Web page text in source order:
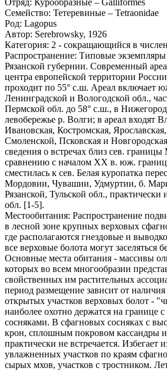
Отряд: Курообразные – Galliformes
Семейство: Тетеревиные – Tetraonidae
Род: Lagopus
Автор: Serebrowsky, 1926
Категория: 2 - сокращающийся в
Распространение: Типовые экземпляры
Рязанской губернии. Современный
центра европейской территории
проходит по 55° с.ш. Ареал включает
Ленинградской и Вологодской обл.,
Пермской обл. до 58° с.ш., в
левобережье р. Волги; в ареал входят
Ивановская, Костромская, Ярославская,
Смоленской, Псковская и
сведения о встречах близ сев.
сравнению с началом ХХ в. юж.
сместилась к сев. Белая куропатка
Мордовии, Чувашии, Удмуртии, б.
Рязанской, Тульской обл., практически
обл. [1-5].
Местообитания: Распространение
в лесной зоне крупных верховых
где располагаются гнездовые и
все верховые болота могут заселяться
Основные места обитания - массивы
которых во всем многообразии
свойственных им растительных
период размещение зависит от
открытых участков верховых болот -
наиболее охотно держатся на границе
сосняками. В сфагновых сосняках с
крон, сплошным покровом кассандры и
практически не встречается. Избегает
увлажненных участков по краям
сырых мхов, участков с тростником.